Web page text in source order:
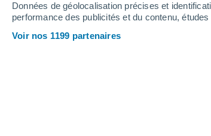
Données de géolocalisation précises et
performance des publicités et du contenu,
Voir nos 1199 partenaires